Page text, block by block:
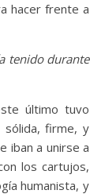
hacer frente a
tenido durante
último tuvo
sólida, firme, y
iban a unirse a
los cartujos,
humanista, y